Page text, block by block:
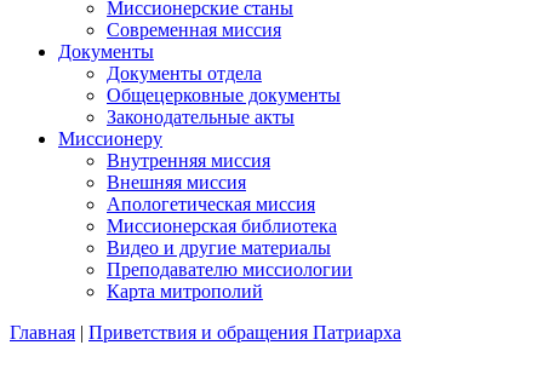
Миссионерские станы
Современная миссия
Документы
Документы отдела
Общецерковные документы
Законодательные акты
Миссионеру
Внутренняя миссия
Внешняя миссия
Апологетическая миссия
Миссионерская библиотека
Видео и другие материалы
Преподавателю миссиологии
Карта митрополий
Главная | Приветствия и обращения Патриарха